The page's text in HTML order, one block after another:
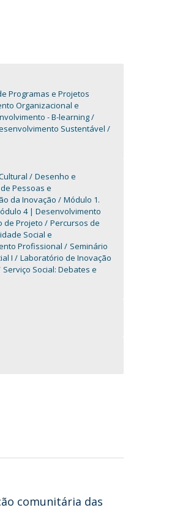
Programas e Projetos
Organizacional e
- B-learning
Sustentável
Desenho e
Pessoas e
da Inovação
Módulo 1.
4 | Desenvolvimento
de Projeto
Percursos de
Social e
Profissional
Seminário
I
Laboratório de Inovação
Serviço Social: Debates e
comunitária das